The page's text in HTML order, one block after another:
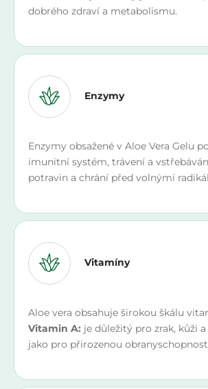
dobrého zdraví a metabolismu.
Enzymy
Enzymy obsažené v Aloe Vera Gelu
imunitní systém, trávení a
potravin a chrání před volnými
Vitamíny
Aloe vera obsahuje širokou škálu
Vitamin A: je důležitý pro zrak, kůži
jako pro přirozenou